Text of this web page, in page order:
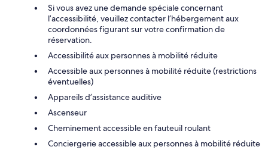
Si vous avez une demande spéciale concernant
l’accessibilité, veuillez contacter l’hébergement aux
coordonnées figurant sur votre confirmation de
réservation.
Accessibilité aux personnes à mobilité réduite
Accessible aux personnes à mobilité réduite (restrictions
éventuelles)
Appareils d’assistance auditive
Ascenseur
Cheminement accessible en fauteuil roulant
Conciergerie accessible aux personnes à mobilité réduite